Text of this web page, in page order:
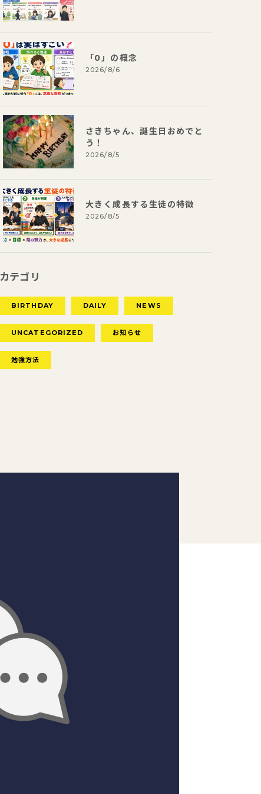
「0」の概念
2026/8/6
さきちゃん、誕生日おめでと
う！
2026/8/5
大きく成長する生徒の特徴
2026/8/5
カテゴリ
BIRTHDAY DAILY NEWS
UNCATEGORIZED お知らせ
勉強方法